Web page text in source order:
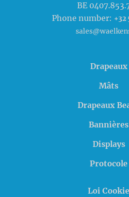
BE
Phone number: +32
Drapeaux
Mâts
Drapeaux
Bannières
Displays
Protocole
Loi Cookie